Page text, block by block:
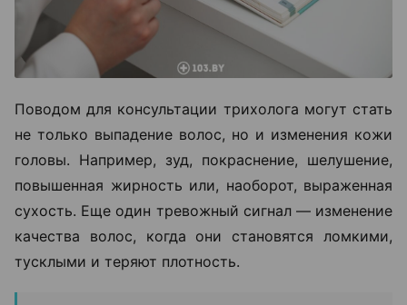
Поводом для консультации трихолога могут стать
не только выпадение волос, но и изменения кожи
головы. Например, зуд, покраснение, шелушение,
повышенная жирность или, наоборот, выраженная
сухость. Еще один тревожный сигнал — изменение
качества волос, когда они становятся ломкими,
тусклыми и теряют плотность.